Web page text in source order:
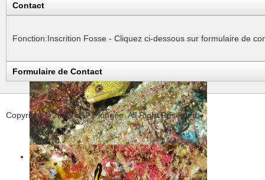
Contact
Fonction:Inscrition Fosse - Cliquez ci-dessous sur formulaire de
Formulaire de Contact
Envoyer un e-mail. Tous les champs marqués d'un astérisque *
Nom*
E-mail*
Copyright © 2026 USP Plongée. All Right Reserved.